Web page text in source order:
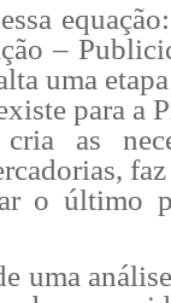
–
uma
para a
as
o último
uma